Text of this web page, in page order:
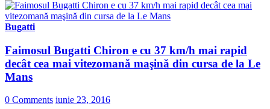
Bugatti
Faimosul Bugatti Chiron e cu 37 km/h mai rapid
decât cea mai vitezomană maşină din cursa de la Le
Mans
0 Comments iunie 23, 2016